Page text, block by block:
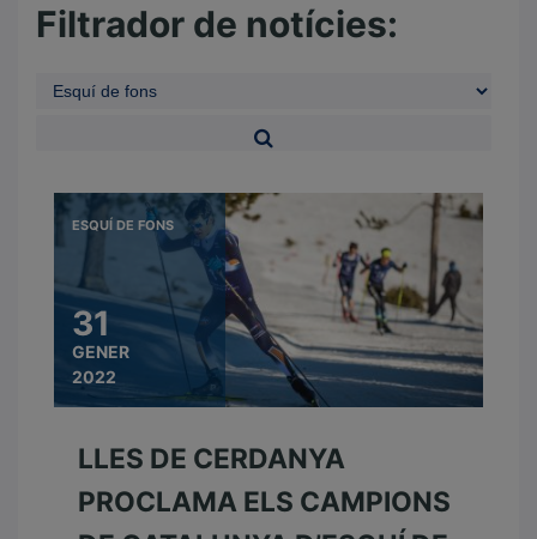
Filtrador de notícies:
ESQUÍ DE FONS
31
GENER
2022
LLES DE CERDANYA
PROCLAMA ELS CAMPIONS